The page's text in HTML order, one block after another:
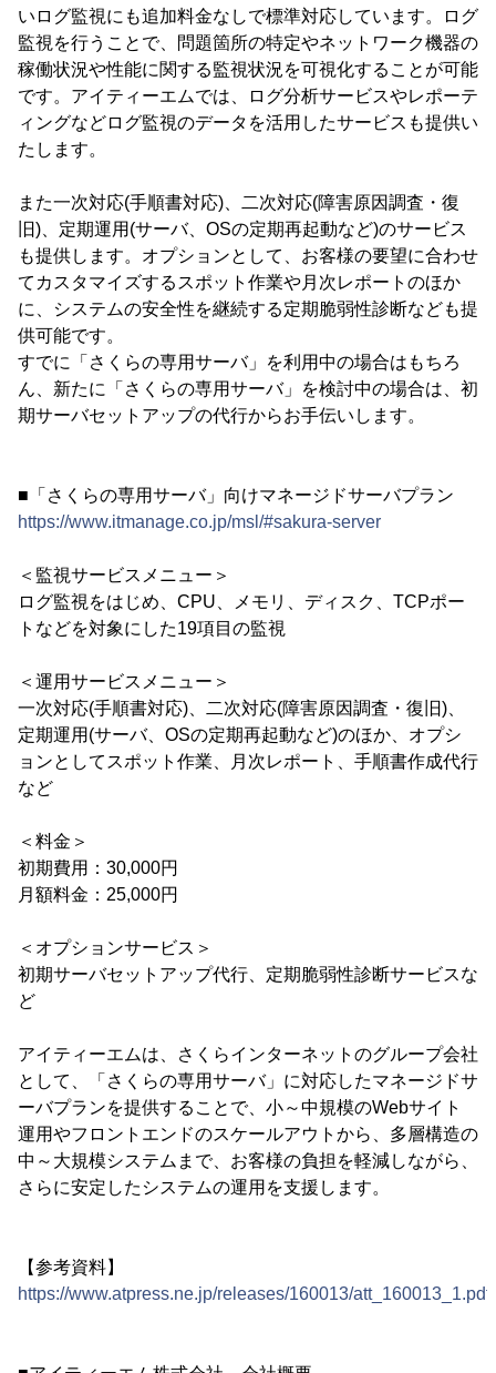
いログ監視にも追加料金なしで標準対応しています。ログ
監視を行うことで、問題箇所の特定やネットワーク機器の
稼働状況や性能に関する監視状況を可視化することが可能
です。アイティーエムでは、ログ分析サービスやレポーテ
ィングなどログ監視のデータを活用したサービスも提供い
たします。
また一次対応(手順書対応)、二次対応(障害原因調査・復
旧)、定期運用(サーバ、OSの定期再起動など)のサービス
も提供します。オプションとして、お客様の要望に合わせ
てカスタマイズするスポット作業や月次レポートのほか
に、システムの安全性を継続する定期脆弱性診断なども提
供可能です。
すでに「さくらの専用サーバ」を利用中の場合はもちろ
ん、新たに「さくらの専用サーバ」を検討中の場合は、初
期サーバセットアップの代行からお手伝いします。
■「さくらの専用サーバ」向けマネージドサーバプラン
https://www.itmanage.co.jp/msl/#sakura-server
＜監視サービスメニュー＞
ログ監視をはじめ、CPU、メモリ、ディスク、TCPポー
トなどを対象にした19項目の監視
＜運用サービスメニュー＞
一次対応(手順書対応)、二次対応(障害原因調査・復旧)、
定期運用(サーバ、OSの定期再起動など)のほか、オプシ
ョンとしてスポット作業、月次レポート、手順書作成代行
など
＜料金＞
初期費用：30,000円
月額料金：25,000円
＜オプションサービス＞
初期サーバセットアップ代行、定期脆弱性診断サービスな
ど
アイティーエムは、さくらインターネットのグループ会社
として、「さくらの専用サーバ」に対応したマネージドサ
ーバプランを提供することで、小～中規模のWebサイト
運用やフロントエンドのスケールアウトから、多層構造の
中～大規模システムまで、お客様の負担を軽減しながら、
さらに安定したシステムの運用を支援します。
【参考資料】
https://www.atpress.ne.jp/releases/160013/att_160013_1.pdf